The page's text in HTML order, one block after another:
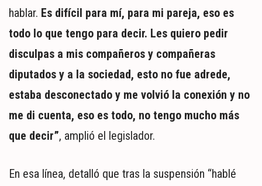
hablar. Es difícil para mí, para mi pareja, eso es
todo lo que tengo para decir. Les quiero pedir
disculpas a mis compañeros y compañeras
diputados y a la sociedad, esto no fue adrede,
estaba desconectado y me volvió la conexión y no
me di cuenta, eso es todo, no tengo mucho más
que decir”, amplió el legislador.
En esa línea, detalló que tras la suspensión “hablé